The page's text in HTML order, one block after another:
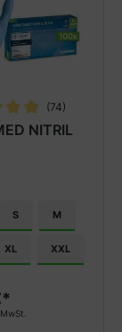
Sternen
NITRIL
(74)
S M
XL XXL